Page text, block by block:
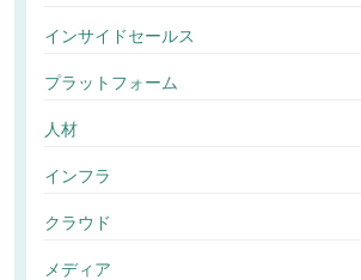
インサイドセールス
プラットフォーム
人材
インフラ
クラウド
メディア